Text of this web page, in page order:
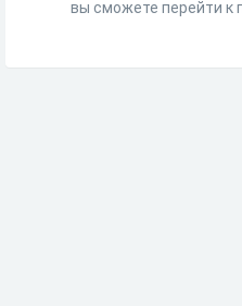
вы сможете перейти к